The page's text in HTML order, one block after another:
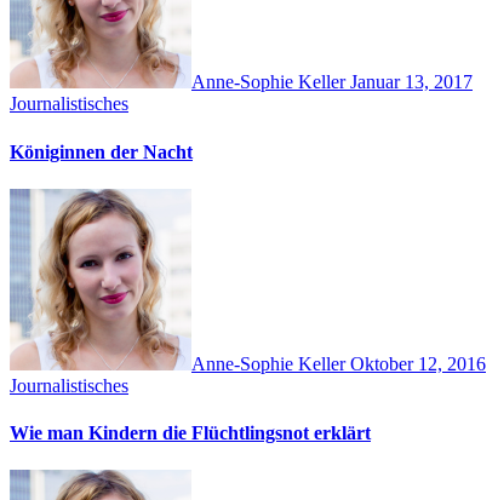
Anne-Sophie KellerJanuar 13, 2017
Journalistisches
Königinnen der Nacht
Anne-Sophie KellerOktober 12, 2016
Journalistisches
Wie man Kindern die Flüchtlingsnot erklärt